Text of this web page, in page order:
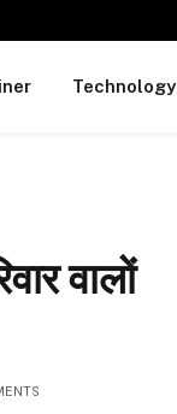
Technology
वालों